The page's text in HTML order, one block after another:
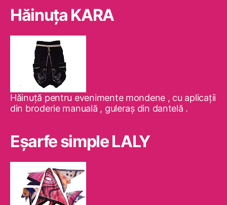
Hăinuţa KARA
Hăinuţă pentru evenimente mondene , cu aplicaţii
din broderie manuală , guleraş din dantelă .
Eşarfe simple LALY